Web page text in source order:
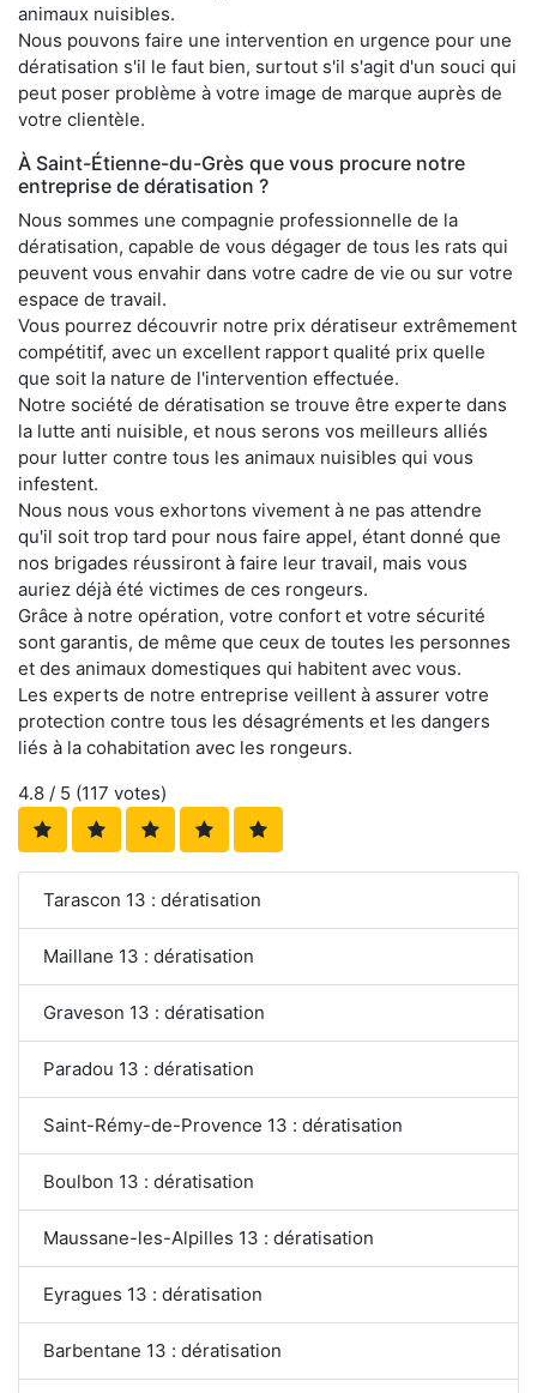
animaux nuisibles.
Nous pouvons faire une intervention en urgence pour une
dératisation s'il le faut bien, surtout s'il s'agit d'un souci qui
peut poser problème à votre image de marque auprès de
votre clientèle.
À Saint-Étienne-du-Grès que vous procure notre
entreprise de dératisation ?
Nous sommes une compagnie professionnelle de la
dératisation, capable de vous dégager de tous les rats qui
peuvent vous envahir dans votre cadre de vie ou sur votre
espace de travail.
Vous pourrez découvrir notre prix dératiseur extrêmement
compétitif, avec un excellent rapport qualité prix quelle
que soit la nature de l'intervention effectuée.
Notre société de dératisation se trouve être experte dans
la lutte anti nuisible, et nous serons vos meilleurs alliés
pour lutter contre tous les animaux nuisibles qui vous
infestent.
Nous nous vous exhortons vivement à ne pas attendre
qu'il soit trop tard pour nous faire appel, étant donné que
nos brigades réussiront à faire leur travail, mais vous
auriez déjà été victimes de ces rongeurs.
Grâce à notre opération, votre confort et votre sécurité
sont garantis, de même que ceux de toutes les personnes
et des animaux domestiques qui habitent avec vous.
Les experts de notre entreprise veillent à assurer votre
protection contre tous les désagréments et les dangers
liés à la cohabitation avec les rongeurs.
4.8 / 5 (117 votes)
Tarascon 13 : dératisation
Maillane 13 : dératisation
Graveson 13 : dératisation
Paradou 13 : dératisation
Saint-Rémy-de-Provence 13 : dératisation
Boulbon 13 : dératisation
Maussane-les-Alpilles 13 : dératisation
Eyragues 13 : dératisation
Barbentane 13 : dératisation